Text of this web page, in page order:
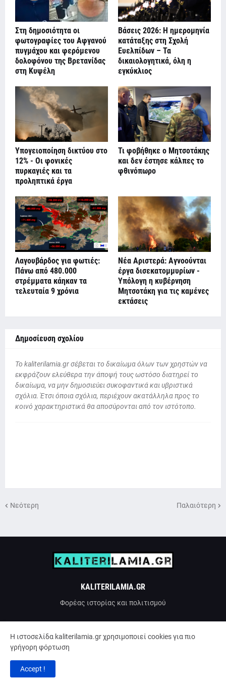
Στη δημοσιότητα οι
φωτογραφίες του Αφγανού
πυγμάχου και φερόμενου
δολοφόνου της Βρετανίδας
στη Κυψέλη
Βάσεις 2026: Η ημερομηνία
κατάταξης στη Σχολή
Ευελπίδων – Τα
δικαιολογητικά, όλη η
εγκύκλιος
Υπογειοποίηση δικτύου στο
12% - Οι φονικές
πυρκαγιές και τα
προληπτικά έργα
Τι φοβήθηκε ο Μητσοτάκης
και δεν έστησε κάλπες το
φθινόπωρο
Λαγουβάρδος για φωτιές:
Πάνω από 480.000
στρέμματα κάηκαν τα
τελευταία 9 χρόνια
Νέα Αριστερά: Αγνοούνται
έργα δισεκατομμυρίων -
Υπόλογη η κυβέρνηση
Μητσοτάκη για τις καμένες
εκτάσεις
Δημοσίευση σχολίου
To kaliterilamia.gr σέβεται το δικαίωμα όλων των χρηστών να
εκφράζουν ελεύθερα την άποψή τους ωστόσο διατηρεί το
δικαίωμα, να μην δημοσιεύει συκοφαντικά και υβριστικά
σχόλια. Έτσι όποια σχόλια, περιέχουν ακατάλληλα προς το
κοινό χαρακτηριστικά θα αποσύρονται από τον ιστότοπο.
Νεότερη Παλαιότερη
KALITERILAMIA.GR
Φορέας ιστορίας και πολιτισμού
H ιστοσελίδα kaliterilamia.gr χρησιμοποιεί cookies για πιο
γρήγορη φόρτωση
Accept !